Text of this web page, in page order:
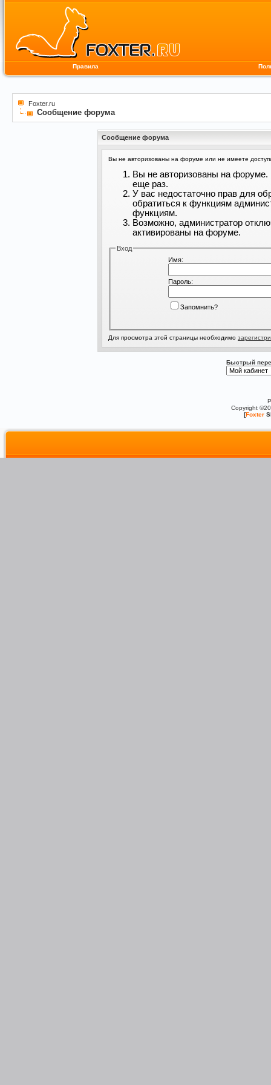
Правила
Foxter.ru
Сообщение форума
Сообщение форума
Вы не авторизованы на форуме или не имеете
Вы не авторизованы на форуме.
еще раз.
У вас недостаточно прав для
обратиться к функциям
функциям.
Возможно, администратор
активированы на форуме.
Вход
Имя:
Пароль:
Запомнить?
Для просмотра этой страницы необходимо
Быстрый
Copyright
[Foxter